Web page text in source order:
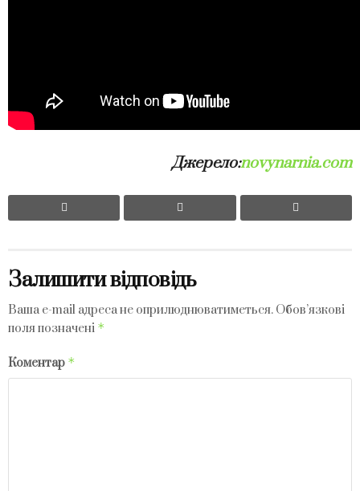
Джерело:novynarnia.com
Залишити відповідь
Ваша e-mail адреса не оприлюднюватиметься. Обов’язкові
поля позначені *
Коментар *